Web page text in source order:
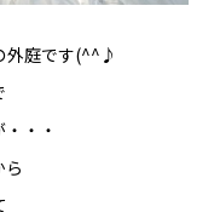
外庭です(^^♪
・・